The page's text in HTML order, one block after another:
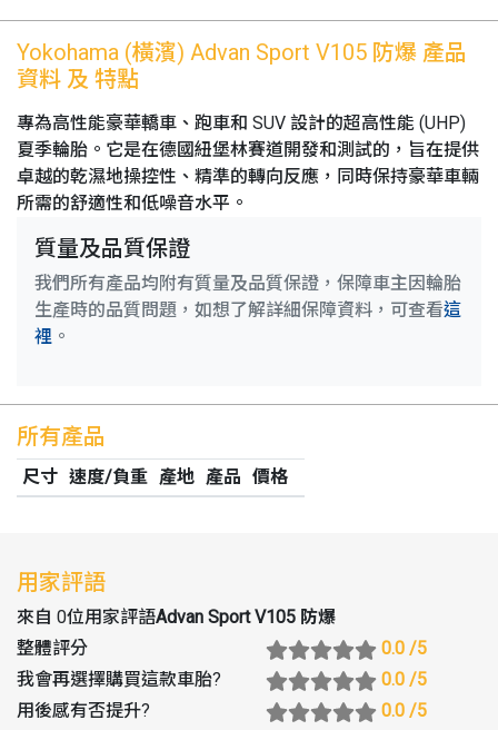
Yokohama (橫濱) Advan Sport V105 防爆 產品
資料 及 特點
專為高性能豪華轎車、跑車和 SUV 設計的超高性能 (UHP)
夏季輪胎。它是在德國紐堡林賽道開發和測試的，旨在提供
卓越的乾濕地操控性、精準的轉向反應，同時保持豪華車輛
所需的舒適性和低噪音水平。
質量及品質保證
我們所有產品均附有質量及品質保證，保障車主因輪胎
生產時的品質問題，如想了解詳細保障資料，可查看這
裡 。
所有產品
尺寸 速度/負重 產地 產品 價格
用家評語
來自 0位用家評語Advan Sport V105 防爆
整體評分
0.0 /5
我會再選擇購買這款車胎? 0.0 /5
用後感有否提升? 0.0 /5